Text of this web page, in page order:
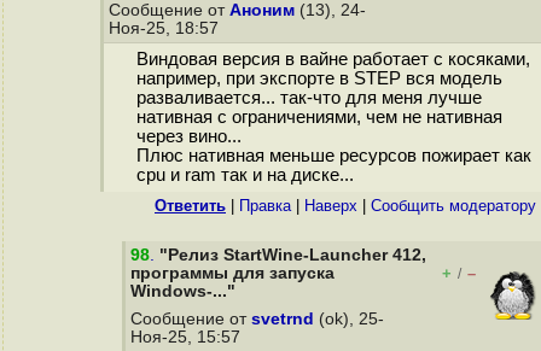
Сообщение от Аноним (13), 24-
Ноя-25, 18:57
Виндовая версия в вайне работает с косяками,
например, при экспорте в STEP вся модель
разваливается... так-что для меня лучше
нативная с ограничениями, чем не нативная
через вино...
Плюс нативная меньше ресурсов пожирает как
cpu и ram так и на диске...
Ответить Правка| Наверх Cообщить модератору
98. "Релиз StartWine-Launcher 412,
программы для запуска
Windows-..."
+ / –
Сообщение от svetrnd (ok), 25-
Ноя-25, 15:57